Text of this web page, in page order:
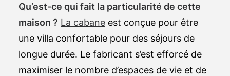
Qu’est-ce qui fait la particularité de cette
maison ? La cabane est conçue pour être
une villa confortable pour des séjours de
longue durée. Le fabricant s’est efforcé de
maximiser le nombre d’espaces de vie et de